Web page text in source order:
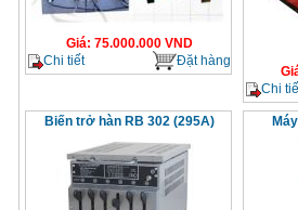
Giá: 75.000.000 VND
Chi tiết
Đặt hàng
Chi
Biến trở hàn RB 302 (295A)